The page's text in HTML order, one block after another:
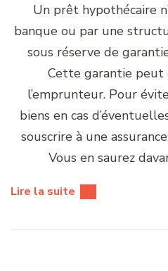
Un prêt hypothécaire
banque ou par une
sous réserve de
Cette garantie peut
l’emprunteur. Pour
biens en cas
souscrire à une
Vous en saurez
Lire la suite